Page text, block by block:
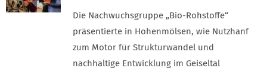
Die Nachwuchsgruppe „Bio-Rohstoffe“
präsentierte in Hohenmölsen, wie Nutzhanf
zum Motor für Strukturwandel und
nachhaltige Entwicklung im Geiseltal